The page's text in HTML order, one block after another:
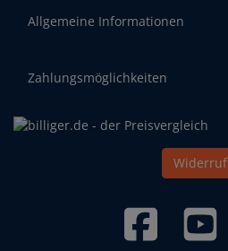
Allgemeine Informationen
Zahlungsmöglichkeiten
Widerruf